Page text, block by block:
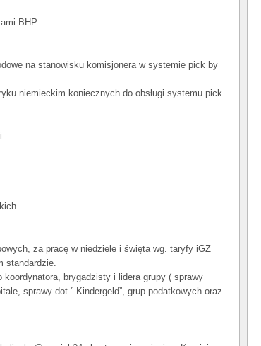
BHP
na stanowisku komisjonera w systemie pick by
niemieckim koniecznych do obsługi systemu pick
za pracę w niedziele i święta wg. taryfy iGZ
standardzie.
brygadzisty i lidera grupy ( sprawy
sprawy dot.” Kindergeld”, grup podatkowych oraz